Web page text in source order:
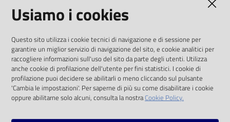
solo alle condizioni previste dalla direttiva
comunitaria 2003/98/CE e dal d.lgs. 36/2006
SOCIAL
Instagram
Usiamo i cookies
Questo sito utilizza i cookie tecnici di navigazione e di sessione per
garantire un miglior servizio di navigazione del sito, e cookie analitici per
raccogliere informazioni sull'uso del sito da parte degli utenti. Utilizza
anche cookie di profilazione dell'utente per fini statistici. I cookie di
profilazione puoi decidere se abilitarli o meno cliccando sul pulsante
'Cambia le impostazioni'. Per saperne di più su come disabilitare i cookie
oppure abilitarne solo alcuni, consulta la nostraCookie Policy.